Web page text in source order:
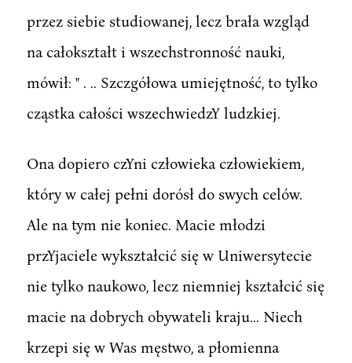
przez siebie studiowanej, lecz brała wzgląd
na całokształt i wszechstronność nauki,
mówił: " . .. Szczgółowa umiejętność, to tylko
cząstka całości wszechwiedzY ludzkiej.
Ona dopiero czYni człowieka człowiekiem,
który w całej pełni dorósł do swych celów.
Ale na tym nie koniec. Macie młodzi
przYjaciele wykształcić się w Uniwersytecie
nie tylko naukowo, lecz niemniej kształcić się
macie na dobrych obywateli kraju... Niech
krzepi się w Was męstwo, a płomienna